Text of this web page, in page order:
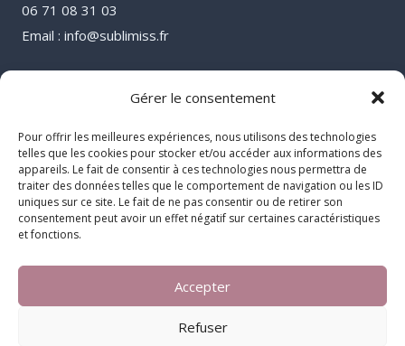
Gérer le consentement
Pour offrir les meilleures expériences, nous utilisons des technologies
telles que les cookies pour stocker et/ou accéder aux informations des
appareils. Le fait de consentir à ces technologies nous permettra de
traiter des données telles que le comportement de navigation ou les ID
uniques sur ce site. Le fait de ne pas consentir ou de retirer son
consentement peut avoir un effet négatif sur certaines caractéristiques
et fonctions.
Accepter
Refuser
06 71 08 31 03
Email : info@sublimiss.fr